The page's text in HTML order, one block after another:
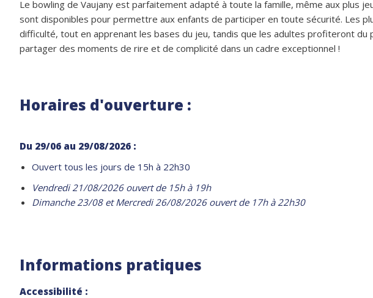
Le bowling de Vaujany est parfaitement adapté à toute la famille, même aux plus
sont disponibles pour permettre aux enfants de participer en toute sécurité. Les
difficulté, tout en apprenant les bases du jeu, tandis que les adultes profiteront du
partager des moments de rire et de complicité dans un cadre exceptionnel !
Horaires d'ouverture :
Du 29/06 au 29/08/2026 :
Ouvert tous les jours de 15h à 22h30
Vendredi 21/08/2026 ouvert de 15h à 19h
Dimanche 23/08 et Mercredi 26/08/2026 ouvert de 17h à 22h30
Informations pratiques
Accessibilité :